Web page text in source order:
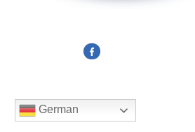
German